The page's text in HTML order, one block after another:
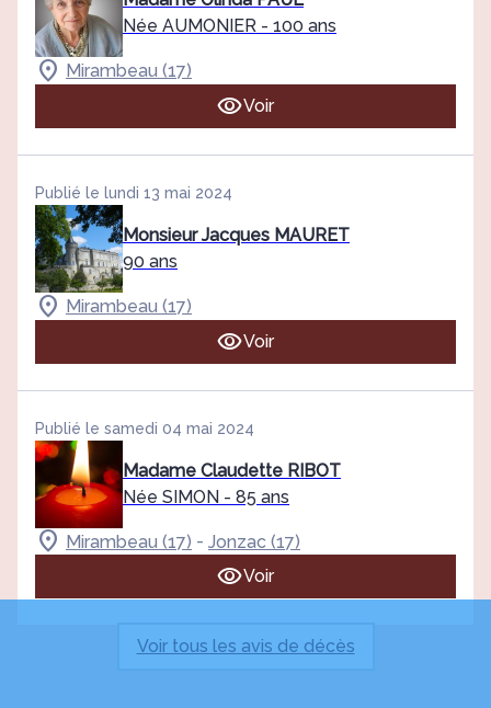
Née AUMONIER - 100 ans
Mirambeau (17)
Voir
Publié le lundi 13 mai 2024
Monsieur Jacques MAURET
90 ans
Mirambeau (17)
Voir
Publié le samedi 04 mai 2024
Madame Claudette RIBOT
Née SIMON - 85 ans
Mirambeau (17) - Jonzac (17)
Voir
Voir tous les avis de décès